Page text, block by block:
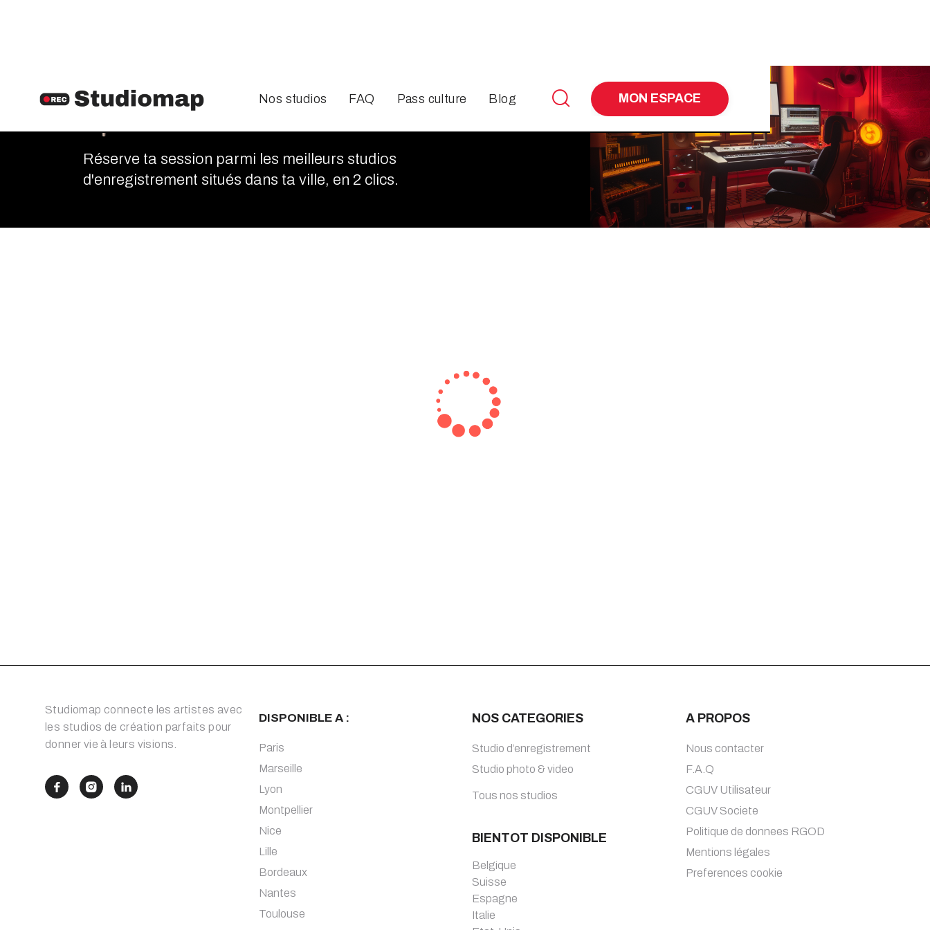
Nos studios FAQ Pass culture Blog  MON ESPACE
Bouc-Bel-Air
Réserve ta session parmi les meilleurs studios
d'enregistrement situés dans ta ville, en 2 clics.
Studiomap connecte les artistes avec
les studios de création parfaits pour
donner vie à leurs visions.
  
DISPONIBLE A :
Paris
Marseille
Lyon
Montpellier
Nice
Lille
Bordeaux
Nantes
Toulouse
NOS CATEGORIES
Studio d’enregistrement
Studio photo & video
Tous nos studios
BIENTOT DISPONIBLE
Belgique
Suisse
Espagne
Italie
A PROPOS
Nous contacter
F.A.Q
CGUV Utilisateur
CGUV Societe
Politique de donnees RGOD
Mentions légales
Preferences cookie